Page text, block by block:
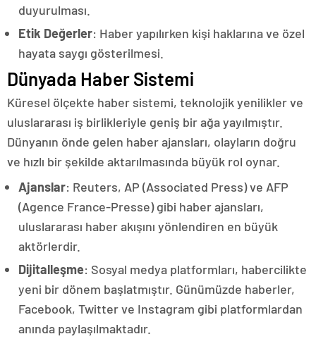
duyurulması.
Etik Değerler: Haber yapılırken kişi haklarına ve özel
hayata saygı gösterilmesi.
Dünyada Haber Sistemi
Küresel ölçekte haber sistemi, teknolojik yenilikler ve
uluslararası iş birlikleriyle geniş bir ağa yayılmıştır.
Dünyanın önde gelen haber ajansları, olayların doğru
ve hızlı bir şekilde aktarılmasında büyük rol oynar.
Ajanslar: Reuters, AP (Associated Press) ve AFP
(Agence France-Presse) gibi haber ajansları,
uluslararası haber akışını yönlendiren en büyük
aktörlerdir.
Dijitalleşme: Sosyal medya platformları, habercilikte
yeni bir dönem başlatmıştır. Günümüzde haberler,
Facebook, Twitter ve Instagram gibi platformlardan
anında paylaşılmaktadır.